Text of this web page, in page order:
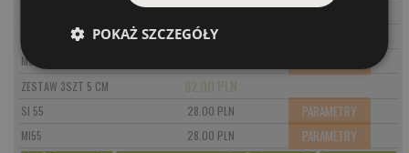
28.00 PLN
28.00 PLN
MO 50
ZESTAW 3SZT 5 CM 82.00 PLN
SI 55 28.00 PLN PARAMETRY
MI55 28.00 PLN PARAMETRY
POKAŻ SZCZEGÓŁY